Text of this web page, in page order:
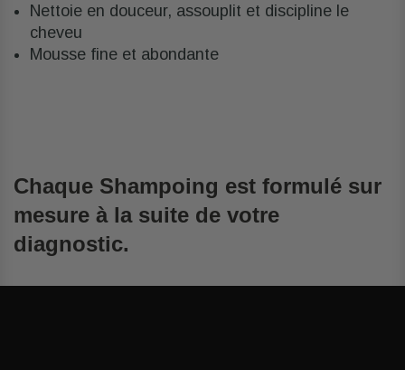
Nettoie en douceur, assouplit et discipline le
cheveu
Mousse fine et abondante
Chaque Shampoing est formulé sur
mesure à la suite de votre
diagnostic.